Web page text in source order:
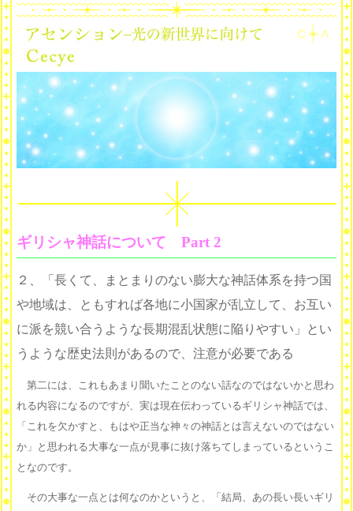
ギリシャ神話について Part 2
２、「長くて、まとまりのない膨大な神話体系を持つ国
や地域は、ともすれば各地に小国家が乱立して、お互い
に派を競い合うような長期混乱状態に陥りやすい」とい
うような歴史法則があるので、注意が必要である
第二には、これもあまり聞いたことのない話なのではないかと思わ
れる内容になるのですが、実は現在伝わっているギリシャ神話では、
「これを欠かすと、もはや正当な神々の神話とは言えないのではない
か」と思われる大事な一点が見事に抜け落ちてしまっているというこ
となのです。
その大事な一点とは何なのかというと、「結局、あの長い長いギリ